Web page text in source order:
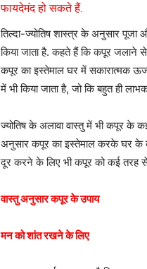
फायदेमंद हो सकते हैं.
तिल्दा-ज्योतिष शास्त्र के अनुसार पूजा
किया जाता है. कहते हैं कि कपूर जलाने से
कपूर का इस्तेमाल घर में सकारात्मक
में भी किया जाता है, जो कि बहुत ही
ज्योतिष के अलावा वास्तु में भी कपूर के
अनुसार कपूर का इस्तेमाल करके घर के कई
दूर करने के लिए भी कपूर को कई तरह
वास्तु अनुसार कपूर के उपाय
मन को शांत रखने के लिए